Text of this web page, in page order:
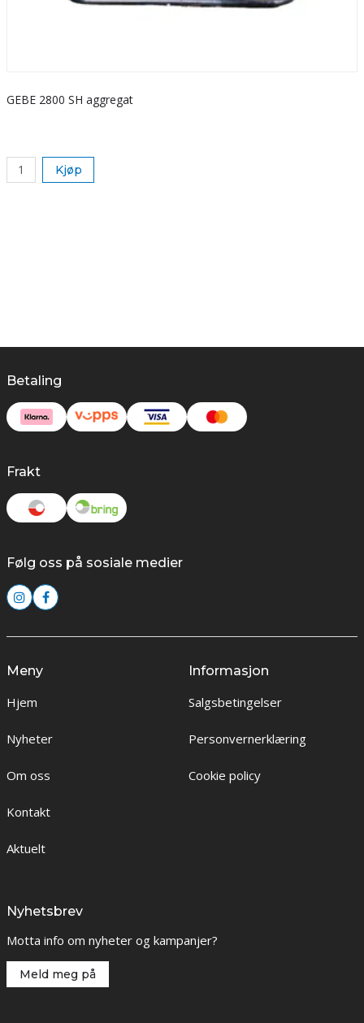
GEBE 2800 SH aggregat
Kjøp
Betaling
Frakt
Følg oss på sosiale medier
Meny
Hjem
Nyheter
Om oss
Kontakt
Aktuelt
Informasjon
Salgsbetingelser
Personvernerklæring
Cookie policy
Nyhetsbrev
Motta info om nyheter og kampanjer?
Meld meg på